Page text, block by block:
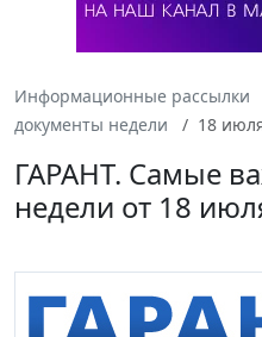
Информационные рассылки
документы недели
18
ГАРАНТ. Самые
недели от 18